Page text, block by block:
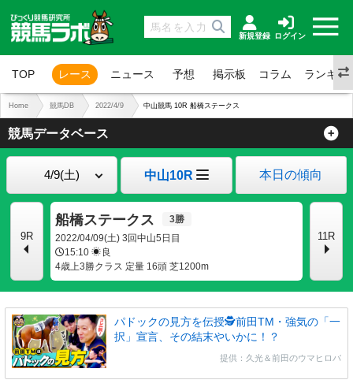
新規登録 ログイン
TOP レース ニュース 予想 掲示板 コラム ランキン
Home 競馬DB 2022/4/9 中山競馬 10R 船橋ステークス
競馬データベース
中山10R 本日の傾向
9R
船橋ステークス
2022/04/09(土) 3回中山5日目
15:10
良
4歳上3勝クラス 定量 16頭 芝1200m
11R
パドックの見方を伝授🕵前田TM・強気の「一
択」宣言、その結末やいかに！？
提供：久光＆前田のウマヒロバ